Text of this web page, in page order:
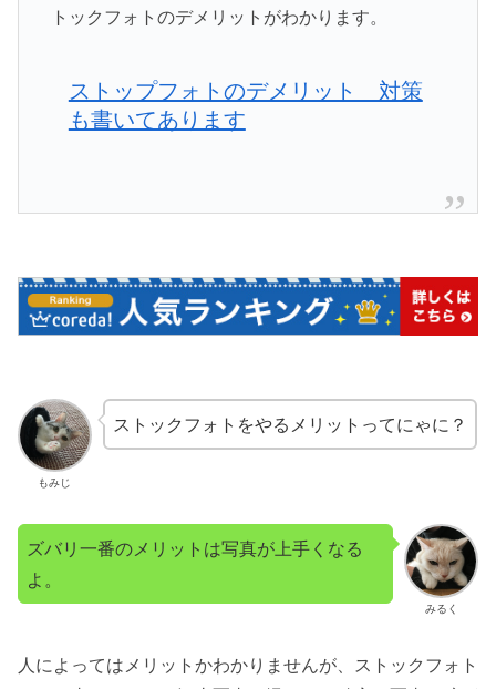
トックフォトのデメリットがわかります。
ストップフォトのデメリット 対策
も書いてあります
もみじ
ストックフォトをやるメリットってにゃに？
みるく
ズバリ一番のメリットは写真が上手くなる
よ。
人によってはメリットかわかりませんが、ストックフォト